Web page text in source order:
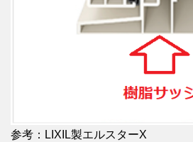
参考：LIXIL製エルスターX